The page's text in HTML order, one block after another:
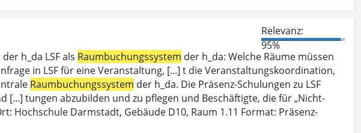
Relevanz:
95%
h_da LSF als Raumbuchungssystem der h_da: Welche Räume müssen
in LSF für eine Veranstaltung, [...] t die Veranstaltungskoordination,
Raumbuchungssystem der h_da. Die Präsenz-Schulungen zu LSF
tungen abzubilden und zu pflegen und Beschäftigte, die für „Nicht-
Hochschule Darmstadt, Gebäude D10, Raum 1.11 Format: Präsenz-